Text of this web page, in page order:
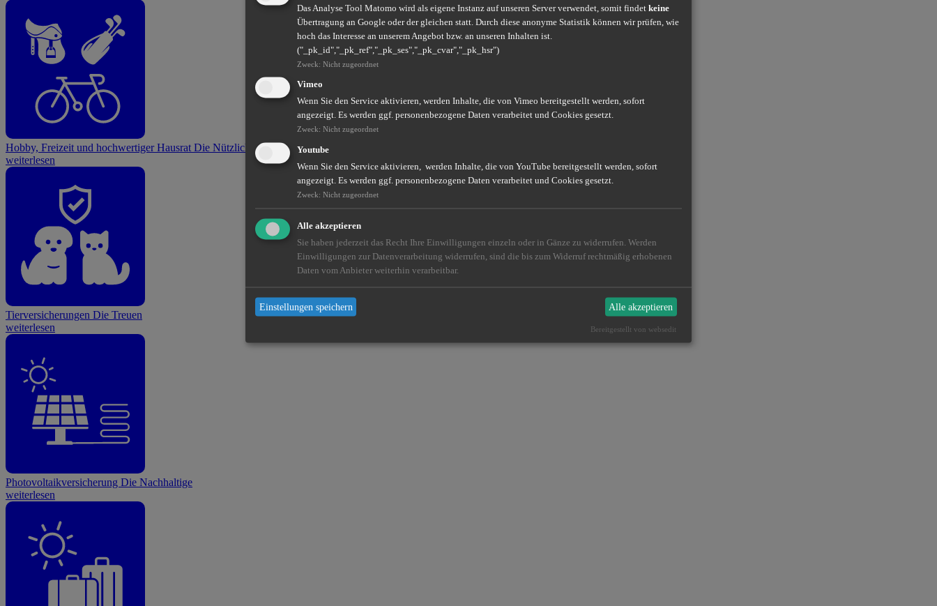
Hobby, Freizeit und hochwertiger Hausrat Die Nützlichen
weiterlesen
Tierversicherungen Die Treuen
weiterlesen
Photovoltaikversicherung Die Nachhaltige
weiterlesen
Das Analyse Tool Matomo wird als eigene Instanz auf unseren Server verwendet, somit findet keine
Übertragung an Google oder der gleichen statt. Durch diese anonyme Statistik können wir prüfen, wie
hoch das Interesse an unserem Angebot bzw. an unseren Inhalten ist.
("_pk_id","_pk_ref","_pk_ses","_pk_cvar","_pk_hsr")
Zweck: Nicht zugeordnet
Vimeo
Wenn Sie den Service aktivieren, werden Inhalte, die von Vimeo bereitgestellt werden, sofort
angezeigt. Es werden ggf. personenbezogene Daten verarbeitet und Cookies gesetzt.
Zweck: Nicht zugeordnet
Youtube
Wenn Sie den Service aktivieren, werden Inhalte, die von YouTube bereitgestellt werden, sofort
angezeigt. Es werden ggf. personenbezogene Daten verarbeitet und Cookies gesetzt.
Zweck: Nicht zugeordnet
Alle akzeptieren
Sie haben jederzeit das Recht Ihre Einwilligungen einzeln oder in Gänze zu widerrufen. Werden
Einwilligungen zur Datenverarbeitung widerrufen, sind die bis zum Widerruf rechtmäßig erhobenen
Daten vom Anbieter weiterhin verarbeitbar.
Einstellungen speichern Alle akzeptieren
Bereitgestellt von websedit